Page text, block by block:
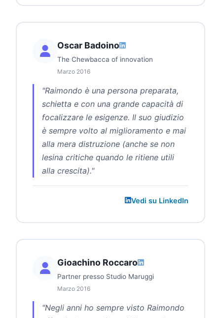
Oscar Badoino
The Chewbacca of innovation
Marzo 2016
"Raimondo è una persona preparata,
schietta e con una grande capacità di
focalizzare le esigenze. Il suo giudizio
è sempre volto al miglioramento e mai
alla mera distruzione (anche se non
lesina critiche quando le ritiene utili
alla crescita)."
Vedi su LinkedIn
Gioachino Roccaro
Partner presso Studio Maruggi
Marzo 2016
"Negli anni ho sempre visto Raimondo